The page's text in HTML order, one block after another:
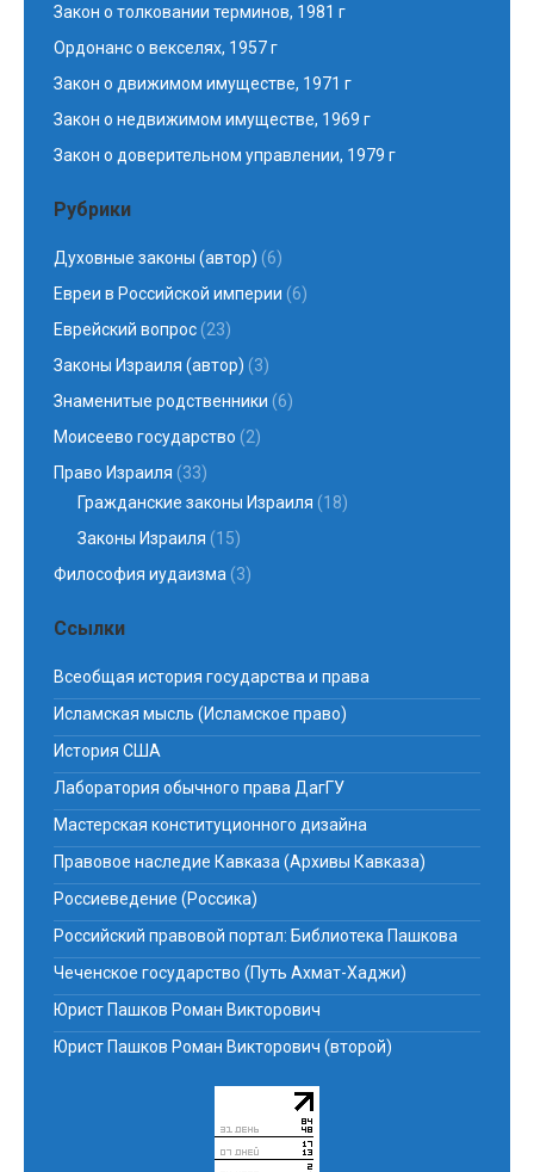
Закон о толковании терминов, 1981 г
Ордонанс о векселях, 1957 г
Закон о движимом имуществе, 1971 г
Закон о недвижимом имуществе, 1969 г
Закон о доверительном управлении, 1979 г
Рубрики
Духовные законы (автор) (6)
Евреи в Российской империи (6)
Еврейский вопрос (23)
Законы Израиля (автор) (3)
Знаменитые родственники (6)
Моисеево государство (2)
Право Израиля (33)
Гражданские законы Израиля (18)
Законы Израиля (15)
Философия иудаизма (3)
Ссылки
Всеобщая история государства и права
Исламская мысль (Исламское право)
История США
Лаборатория обычного права ДагГУ
Мастерская конституционного дизайна
Правовое наследие Кавказа (Архивы Кавказа)
Россиеведение (Россика)
Российский правовой портал: Библиотека Пашкова
Чеченское государство (Путь Ахмат-Хаджи)
Юрист Пашков Роман Викторович
Юрист Пашков Роман Викторович (второй)